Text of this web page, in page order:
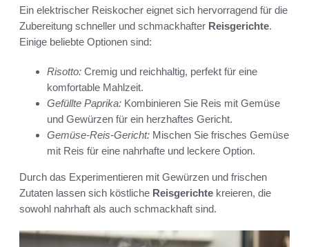
Ein elektrischer Reiskocher eignet sich hervorragend für die
Zubereitung schneller und schmackhafter Reisgerichte.
Einige beliebte Optionen sind:
Risotto: Cremig und reichhaltig, perfekt für eine
komfortable Mahlzeit.
Gefüllte Paprika: Kombinieren Sie Reis mit Gemüse
und Gewürzen für ein herzhaftes Gericht.
Gemüse-Reis-Gericht: Mischen Sie frisches Gemüse
mit Reis für eine nahrhafte und leckere Option.
Durch das Experimentieren mit Gewürzen und frischen
Zutaten lassen sich köstliche Reisgerichte kreieren, die
sowohl nahrhaft als auch schmackhaft sind.